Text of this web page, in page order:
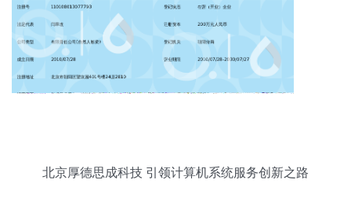
北京厚德思成科技 引领计算机系统服务创新之路